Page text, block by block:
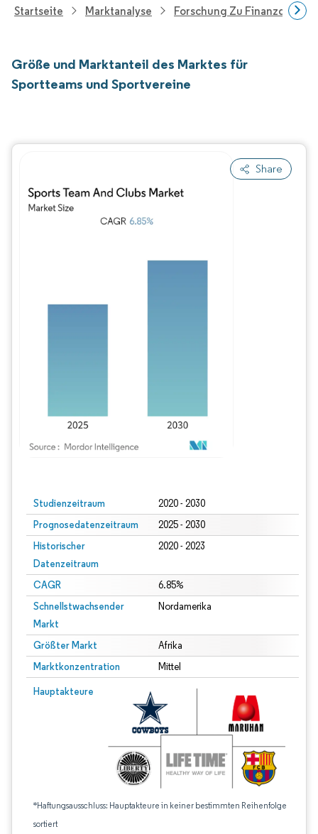
Startseite Marktanalyse Forschung Zu
Größe und Marktanteil des Marktes für
Sportteams und Sportvereine
Share
Studienzeitraum 2020 - 2030
Prognosedatenzeitraum 2025 - 2030
Historischer
Datenzeitraum
2020 - 2023
CAGR 6.85%
Schnellstwachsender
Markt
Nordamerika
Größter Markt Afrika
Marktkonzentration Mittel
Hauptakteure
*Haftungsausschluss: Hauptakteure in keiner bestimmten Reihenfolge
sortiert